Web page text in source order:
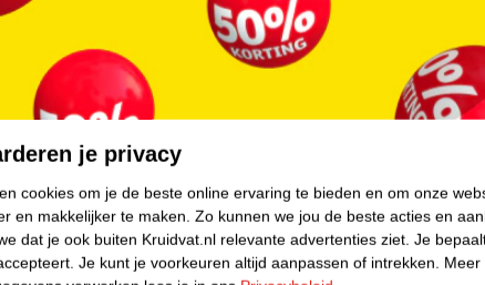
geurstofbarrière
de roller ook restgeurtjes
huid van je oksels. Verzorg je oksels
Gratis
Op
Gratis
Gratis
Gratis
je privacy
cookies om je de beste online ervaring te bieden en om onze
en makkelijker te maken. Zo kunnen we jou de beste acties en
dat je ook buiten Kruidvat.nl relevante advertenties ziet. Je
Je kunt je voorkeuren altijd aanpassen of intrekken. Meer